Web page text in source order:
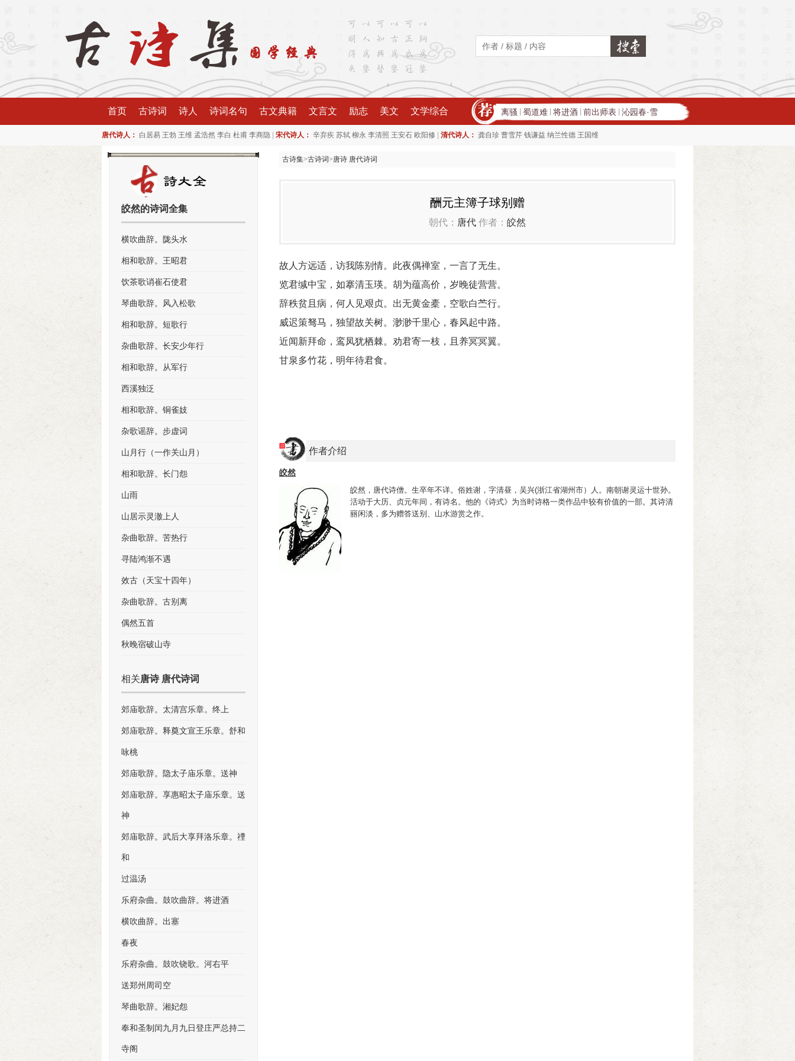
首页 古诗词 诗人 诗词名句 古文典籍 文言文 励志 美文 文学综合 离骚 蜀道难 将进酒 前出师表 沁园春·雪
唐代诗人： 白居易 王勃 王维 孟浩然 李白 杜甫 李商隐 宋代诗人： 辛弃疾 苏轼 柳永 李清照 王安石 欧阳修 清代诗人： 龚自珍 曹雪芹 钱谦益 纳兰性德 王国维
古诗集>古诗词>唐诗 唐代诗词
酬元主簿子球别赠
朝代： 唐代 作者： 皎然
故人方远适，访我陈别情。此夜偶禅室，一言了无生。
览君缄中宝，如搴清玉瑛。胡为蕴高价，岁晚徒营营。
辞秩贫且病，何人见艰贞。出无黄金橐，空歌白苎行。
威迟策驽马，独望故关树。渺渺千里心，春风起中路。
近闻新拜命，鸾凤犹栖棘。劝君寄一枝，且养冥冥翼。
甘泉多竹花，明年待君食。
作者介绍
皎然
皎然，唐代诗僧。生卒年不详。俗姓谢，字清昼，吴兴(浙江省湖州市）人。南朝谢灵运十世孙。
活动于大历、贞元年间，有诗名。他的《诗式》为当时诗格一类作品中较有价值的一部。其诗清
丽闲淡，多为赠答送别、山水游赏之作。
皎然的诗词全集
横吹曲辞。陇头水
相和歌辞。王昭君
饮茶歌诮崔石使君
琴曲歌辞。风入松歌
相和歌辞。短歌行
杂曲歌辞。长安少年行
相和歌辞。从军行
西溪独泛
相和歌辞。铜雀妓
杂歌谣辞。步虚词
山月行（一作关山月）
相和歌辞。长门怨
山雨
山居示灵澈上人
杂曲歌辞。苦热行
寻陆鸿渐不遇
效古（天宝十四年）
杂曲歌辞。古别离
偶然五首
秋晚宿破山寺
相关唐诗 唐代诗词
郊庙歌辞。太清宫乐章。终上
郊庙歌辞。释奠文宣王乐章。舒和
咏桃
郊庙歌辞。隐太子庙乐章。送神
郊庙歌辞。享惠昭太子庙乐章。送
神
郊庙歌辞。武后大享拜洛乐章。禋
和
过温汤
乐府杂曲。鼓吹曲辞。将进酒
横吹曲辞。出塞
春夜
乐府杂曲。鼓吹铙歌。河右平
送郑州周司空
琴曲歌辞。湘妃怨
奉和圣制闰九月九日登庄严总持二
寺阁